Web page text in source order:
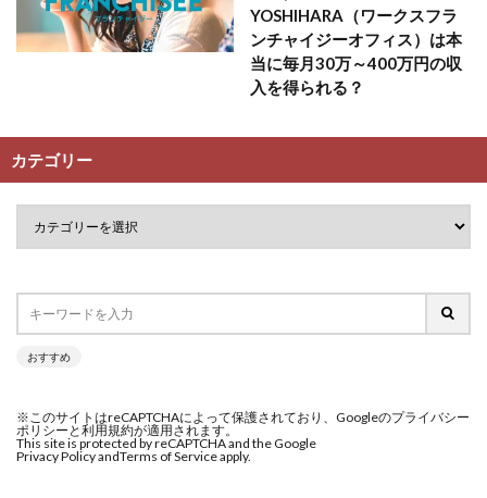
YOSHIHARA（ワークスフラ
ンチャイジーオフィス）は本
当に毎月30万～400万円の収
入を得られる？
カテゴリー
おすすめ
※このサイトはreCAPTCHAによって保護されており、Googleのプライバシー
ポリシーと利用規約が適用されます。
This site is protected by reCAPTCHA and the Google
Privacy Policy andTerms of Service apply.